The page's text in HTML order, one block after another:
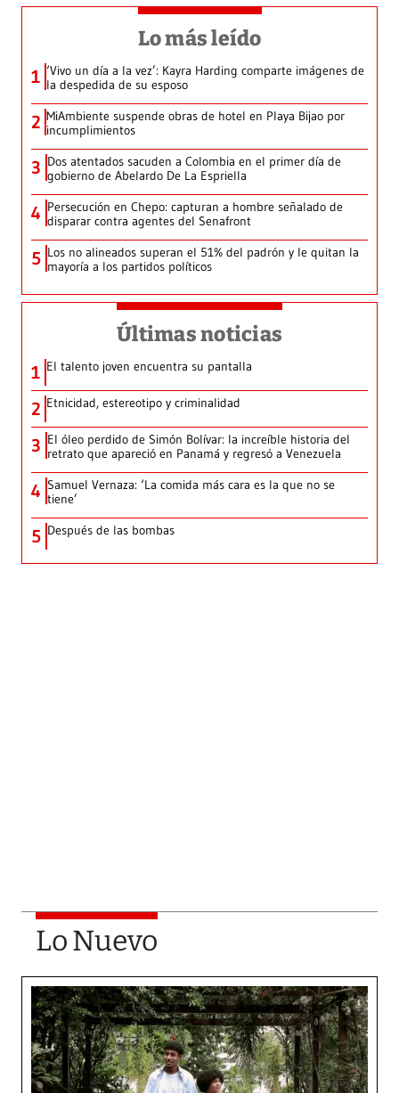
Lo más leído
1 ‘Vivo un día a la vez’: Kayra Harding comparte imágenes de
la despedida de su esposo
2 MiAmbiente suspende obras de hotel en Playa Bijao por
incumplimientos
3 Dos atentados sacuden a Colombia en el primer día de
gobierno de Abelardo De La Espriella
4 Persecución en Chepo: capturan a hombre señalado de
disparar contra agentes del Senafront
5 Los no alineados superan el 51% del padrón y le quitan la
mayoría a los partidos políticos
Últimas noticias
1 El talento joven encuentra su pantalla​
2 Etnicidad, estereotipo y criminalidad
3 El óleo perdido de Simón Bolívar: la increíble historia del
retrato que apareció en Panamá y regresó a Venezuela
4 Samuel Vernaza: ‘La comida más cara es la que no se
tiene’
5 Después de las bombas
Lo Nuevo